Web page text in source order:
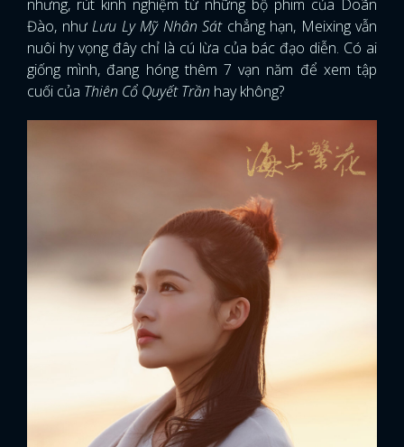
nhưng, rút kinh nghiệm từ những bộ phim của Doãn
Đào, nhưLưu Ly Mỹ Nhân Sát chẳng hạn, Meixing vẫn
nuôi hy vọng đây chỉ là cú lừa của bác đạo diễn. Có ai
giống mình, đang hóng thêm 7 vạn năm để xem tập
cuối của Thiên Cổ Quyết Trần hay không?